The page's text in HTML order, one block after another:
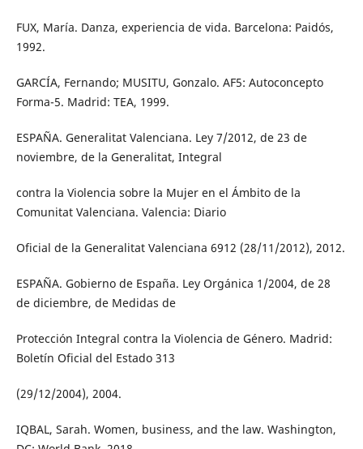
FUX, María. Danza, experiencia de vida. Barcelona: Paidós,
1992.
GARCÍA, Fernando; MUSITU, Gonzalo. AF5: Autoconcepto
Forma-5. Madrid: TEA, 1999.
ESPAÑA. Generalitat Valenciana. Ley 7/2012, de 23 de
noviembre, de la Generalitat, Integral
contra la Violencia sobre la Mujer en el Ámbito de la
Comunitat Valenciana. Valencia: Diario
Oficial de la Generalitat Valenciana 6912 (28/11/2012), 2012.
ESPAÑA. Gobierno de España. Ley Orgánica 1/2004, de 28
de diciembre, de Medidas de
Protección Integral contra la Violencia de Género. Madrid:
Boletín Oficial del Estado 313
(29/12/2004), 2004.
IQBAL, Sarah. Women, business, and the law. Washington,